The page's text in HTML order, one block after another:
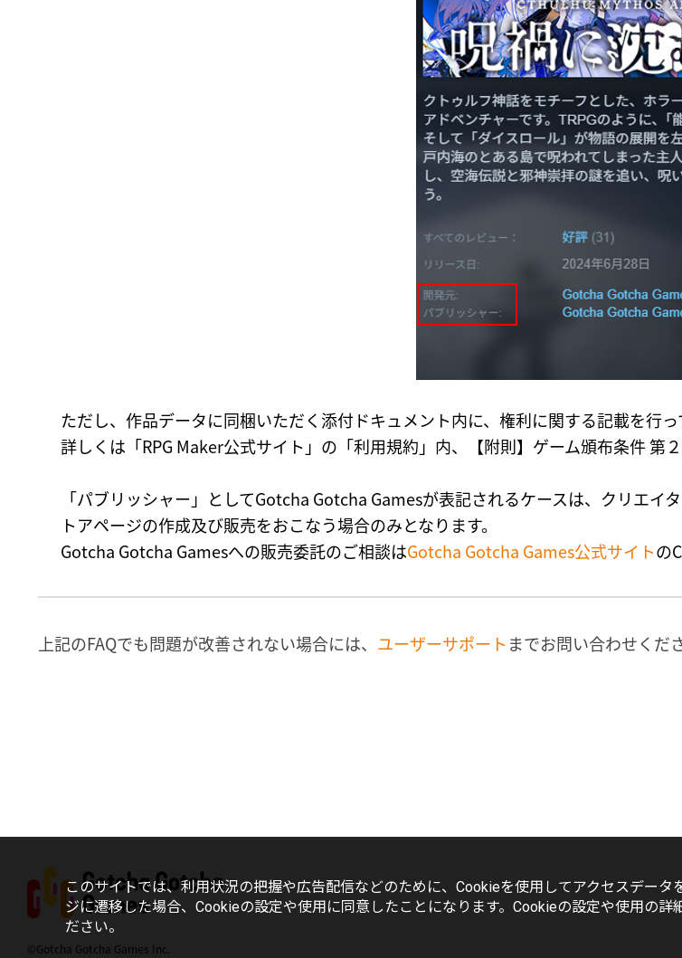
ただし、作品データに同梱いただく添付ドキュメント内に、権利に関する記載を行っ
詳しくは「RPG Maker公式サイト」の「利用規約」内、【附則】ゲーム頒布条件 第
「パブリッシャー」としてGotcha Gotcha Gamesが表記されるケースは、クリエ
トアページの作成及び販売をおこなう場合のみとなります。
Gotcha Gotcha Gamesへの販売委託のご相談はGotcha Gotcha Games公式サイトの
上記のFAQでも問題が改善されない場合には、 ユーザーサポート までお問い合わせくだ
このサイトでは、利用状況の把握や広告配信などのために、Cookieを使用してアクセスデー
ジに遷移した場合、Cookieの設定や使用に同意したことになります。Cookieの設定や使用の詳
ださい。
©Gotcha Gotcha Games Inc.